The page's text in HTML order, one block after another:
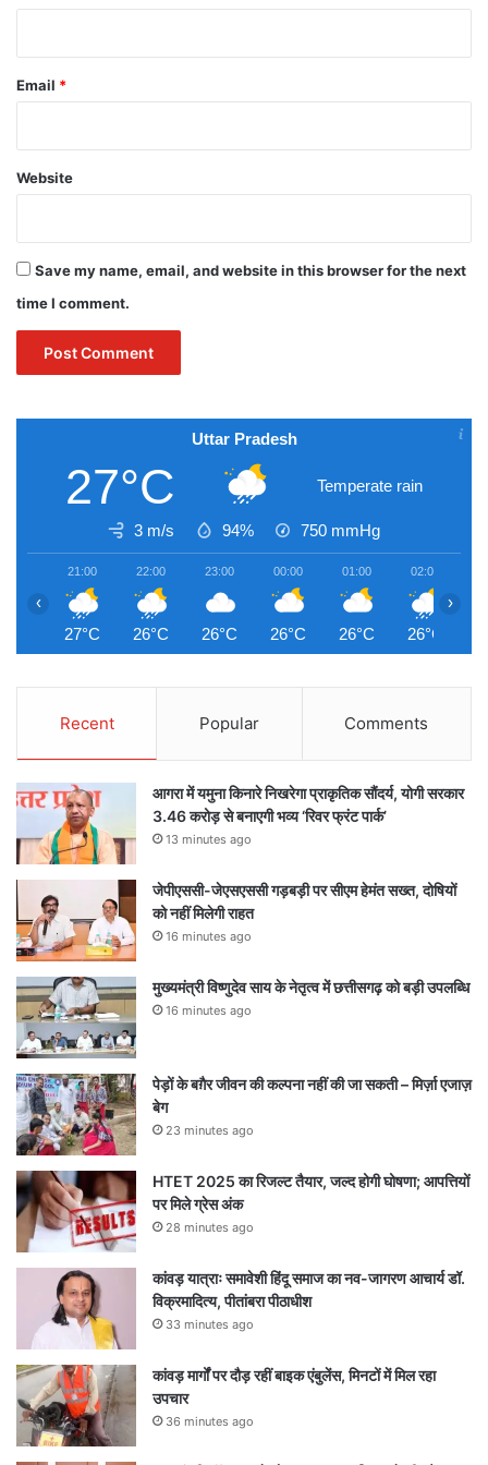
Email *
Website
Save my name, email, and website in this browser for the next
time I comment.
Uttar Pradesh
27°C Temperate rain
3 m/s 94% 750 mmHg
21:00
27°C
22:00
26°C
23:00
26°C
00:00
26°C
01:00
26°C
02:00
26°C
‹ ›
Recent Popular Comments
आगरा में यमुना किनारे निखरेगा प्राकृतिक सौंदर्य, योगी सरकार
3.46 करोड़ से बनाएगी भव्य ‘रिवर फ्रंट पार्क’
13 minutes ago
जेपीएससी-जेएसएससी गड़बड़ी पर सीएम हेमंत सख्त, दोषियों
को नहीं मिलेगी राहत
16 minutes ago
मुख्यमंत्री विष्णुदेव साय के नेतृत्व में छत्तीसगढ़ को बड़ी उपलब्धि
16 minutes ago
पेड़ों के बग़ैर जीवन की कल्पना नहीं की जा सकती – मिर्ज़ा एजाज़
बेग
23 minutes ago
HTET 2025 का रिजल्ट तैयार, जल्द होगी घोषणा; आपत्तियों
पर मिले ग्रेस अंक
28 minutes ago
कांवड़ यात्राः समावेशी हिंदू समाज का नव-जागरण आचार्य डॉ.
विक्रमादित्य, पीतांबरा पीठाधीश
33 minutes ago
कांवड़ मार्गों पर दौड़ रहीं बाइक एंबुलेंस, मिनटों में मिल रहा
उपचार
36 minutes ago